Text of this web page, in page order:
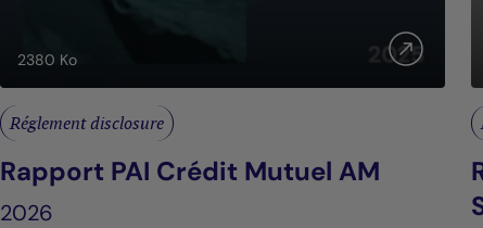
2380 Ko
Réglement disclosure
Rapport PAI Crédit Mutuel AM
2026